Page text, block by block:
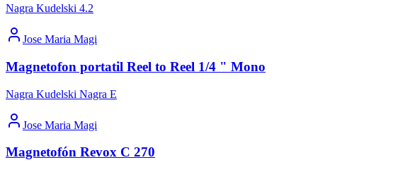
Nagra Kudelski 4.2
Jose Maria Magi
Magnetofon portatil Reel to Reel 1/4 " Mono
Nagra Kudelski Nagra E
Jose Maria Magi
Magnetofón Revox C 270